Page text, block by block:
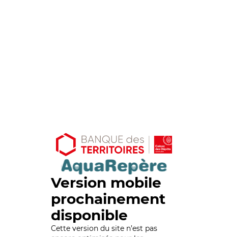
Version mobile
prochainement
disponible
Cette version du site n’est pas